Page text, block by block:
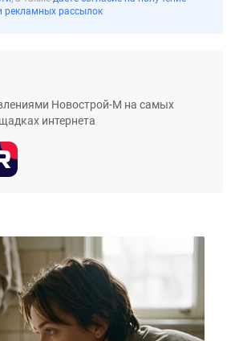
рассылок
Новострой-М на самых
интернета